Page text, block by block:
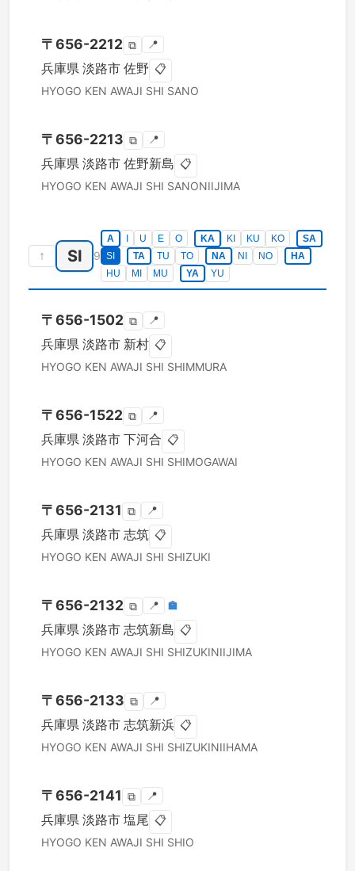
〒656-2212 ⧉ 📍
兵庫県 淡路市 佐野 📋
HYOGO KEN AWAJI SHI SANO
〒656-2213 ⧉ 📍
兵庫県 淡路市 佐野新島 📋
HYOGO KEN AWAJI SHI SANONIIJIMA
↑ SI 9
A U E O KA KI KU KO
SA
SI
TA TU TO NA NI NO
HA
HU
MI MU YA YU
〒656-1502 ⧉ 📍
兵庫県 淡路市 新村 📋
HYOGO KEN AWAJI SHI SHIMMURA
〒656-1522 ⧉ 📍
兵庫県 淡路市 下河合 📋
HYOGO KEN AWAJI SHI SHIMOGAWAI
〒656-2131 ⧉ 📍
兵庫県 淡路市 志筑 📋
HYOGO KEN AWAJI SHI SHIZUKI
〒656-2132 ⧉ 📍 🏣
兵庫県 淡路市 志筑新島 📋
HYOGO KEN AWAJI SHI SHIZUKINIIJIMA
〒656-2133 ⧉ 📍
兵庫県 淡路市 志筑新浜 📋
HYOGO KEN AWAJI SHI SHIZUKINIIHAMA
〒656-2141 ⧉ 📍
兵庫県 淡路市 塩尾 📋
HYOGO KEN AWAJI SHI SHIO